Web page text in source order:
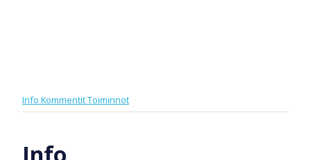
Info KommentitToiminnot